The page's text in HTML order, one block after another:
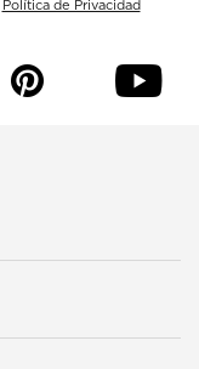
Política de Privacidad
p y